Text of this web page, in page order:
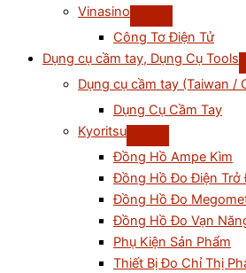
Vinasino
Công Tơ Điện Tử
Dụng cụ cầm tay, Dụng Cụ Tools
Dụng cụ cầm tay (Taiwan /
Dụng Cụ Cầm Tay
Kyoritsu
Đồng Hồ Ampe Kìm
Đồng Hồ Đo Điện Trở
Đồng Hồ Đo
Đồng Hồ Đo Vạn
Phụ Kiện Sản Phẩm
Thiết Bị Đo Chỉ Thị